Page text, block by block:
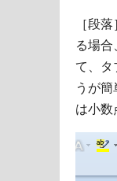
［段
る場
て、タ
うが
は小数